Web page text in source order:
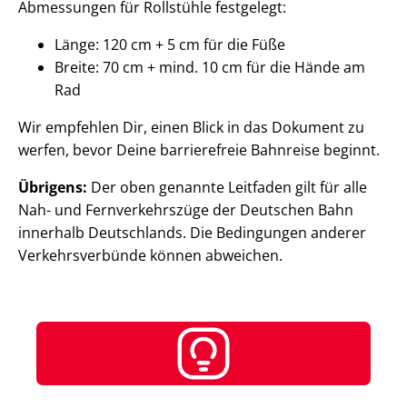
Abmessungen für Rollstühle festgelegt:
Länge: 120 cm + 5 cm für die Füße
Breite: 70 cm + mind. 10 cm für die Hände am
Rad
Wir empfehlen Dir, einen Blick in das Dokument zu
werfen, bevor Deine barrierefreie Bahnreise beginnt.
Übrigens: Der oben genannte Leitfaden gilt für alle
Nah- und Fernverkehrszüge der Deutschen Bahn
innerhalb Deutschlands. Die Bedingungen anderer
Verkehrsverbünde können abweichen.